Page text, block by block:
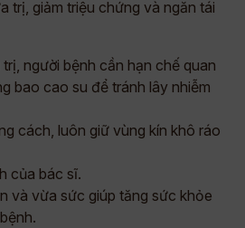
trị, giảm triệu chứng và ngăn tái
người bệnh cần hạn chế quan
bao cao su để tránh lây nhiễm
cách, luôn giữ vùng kín khô ráo
của bác sĩ.
và vừa sức giúp tăng sức khỏe